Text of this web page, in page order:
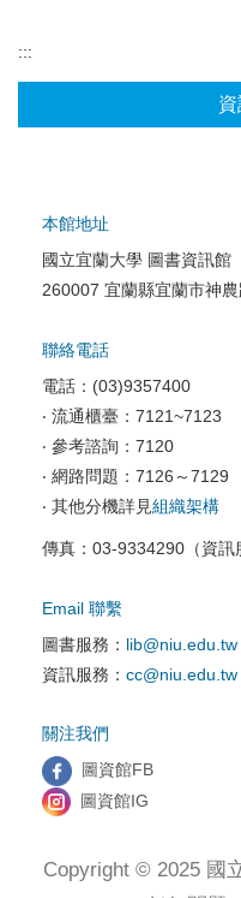
:::
校園網路服務
校園資訊安全
電腦教室相關
資訊服務申請
本館地址
國立宜蘭大學 圖書資訊館
260007 宜蘭縣宜蘭市神
聯絡電話
電話：(03)9357400
‧ 流通櫃臺：7121~7123
‧ 參考諮詢：7120
‧ 網路問題：7126～7129
‧ 其他分機詳見組織架構
傳真：03-9334290（資訊
Email 聯繫
圖書服務： lib@niu.edu.tw
資訊服務： cc@niu.edu.tw
關注我們
圖資館FB
圖資館IG
Copyright © 2025 國